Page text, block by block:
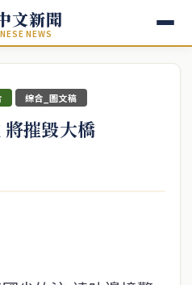
文新聞
NEWS
綜合_圖文稿
摧毀大橋